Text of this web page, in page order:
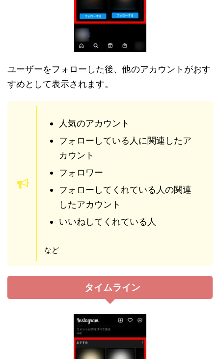
ユーザーをフォローした後、他のアカウントがおす
すめとして表示されます。
人気のアカウント
フォローしている人に関連したア
カウント
フォロワー
フォローしてくれている人の関連
したアカウント
いいねしてくれている人
など
タイムライン